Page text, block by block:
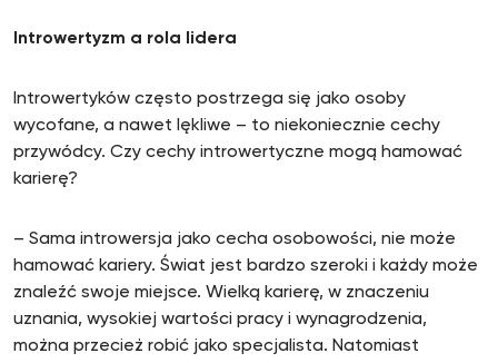
Introwertyzm a rola lidera
Introwertyków często postrzega się jako osoby
wycofane, a nawet lękliwe – to niekoniecznie cechy
przywódcy. Czy cechy introwertyczne mogą hamować
karierę?
– Sama introwersja jako cecha osobowości, nie może
hamować kariery. Świat jest bardzo szeroki i każdy może
znaleźć swoje miejsce. Wielką karierę, w znaczeniu
uznania, wysokiej wartości pracy i wynagrodzenia,
można przecież robić jako specjalista. Natomiast